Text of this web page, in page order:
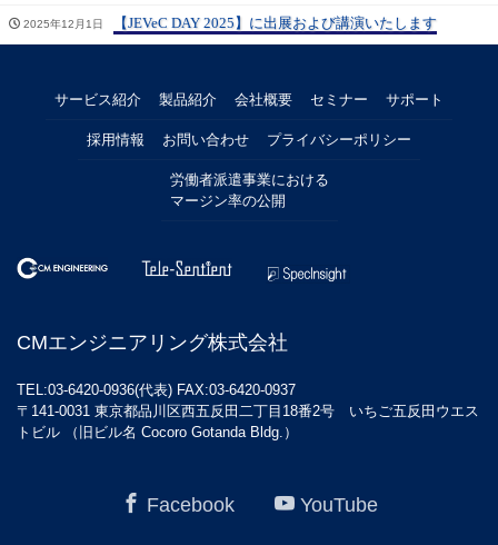
2025年12月1日 【JEVeC DAY 2025】に出展および講演いたします
サービス紹介 製品紹介 会社概要 セミナー サポート
採用情報 お問い合わせ プライバシーポリシー
労働者派遣事業における
マージン率の公開
CMエンジニアリング株式会社
TEL:03-6420-0936(代表) FAX:03-6420-0937
〒141-0031 東京都品川区西五反田二丁目18番2号 いちご五反田ウエス
トビル （旧ビル名 Cocoro Gotanda Bldg.）
Facebook YouTube